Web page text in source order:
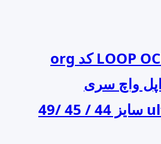
بند مدل LOOP OCEAN کد org
واچ سری